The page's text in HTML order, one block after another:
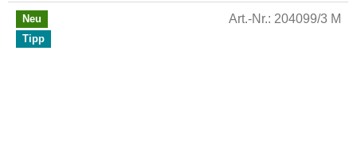
Neu
Tipp
Art.-Nr.: 204099/3 M